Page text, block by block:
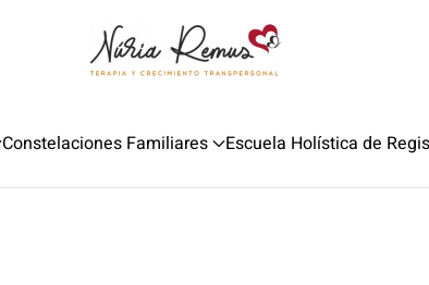
Constelaciones Familiares Escuela Holística de